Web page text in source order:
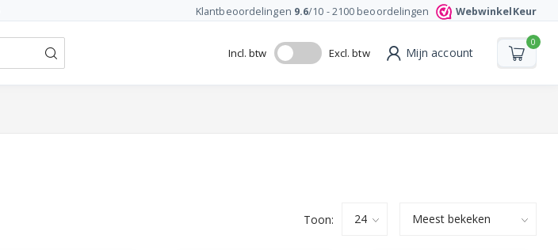
Klantbeoordelingen 9.6/10 -2100 beoordelingen WebwinkelKeur
Incl. btw Excl. btw Mijn account
0
Toon: